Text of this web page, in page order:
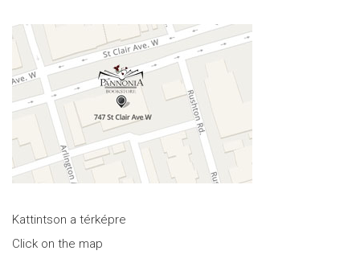
Kattintson a térképre
Click on the map